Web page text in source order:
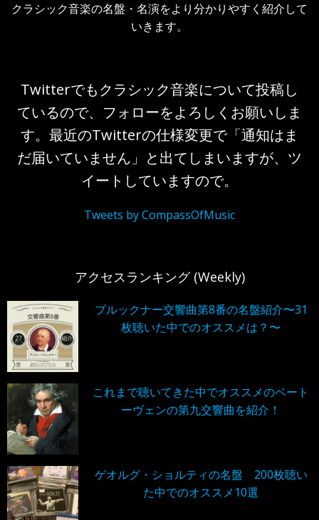
クラシック音楽の名盤・名演をより分かりやすく紹介して
いきます。
Twitterでもクラシック音楽について投稿し
ているので、フォローをよろしくお願いしま
す。最近のTwitterの仕様変更で「通知はま
だ届いていません」と出てしまいますが、ツ
イートしていますので。
Tweets by CompassOfMusic
アクセスランキング (Weekly)
ブルックナー交響曲第8番の名盤紹介〜31
枚聴いた中でのオススメは？〜
これまで聴いてきた中でオススメのベート
ーヴェンの第九交響曲を紹介！
ゲオルグ・ショルティの名盤 200枚聴い
た中でのオススメ10選